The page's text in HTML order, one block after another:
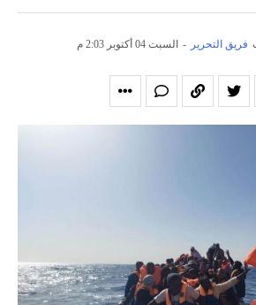
فريق التحرير - السبت 04 أكتوبر 2:03 م